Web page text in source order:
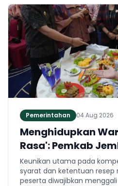
Pemerintahan 04 Aug 2026
Menghidupkan
Rasa': Pemkab
Keteladanan Bung
Lomba Cipta Menu
Keunikan utama pada
syarat dan ketentuan resep
peserta diwajibkan